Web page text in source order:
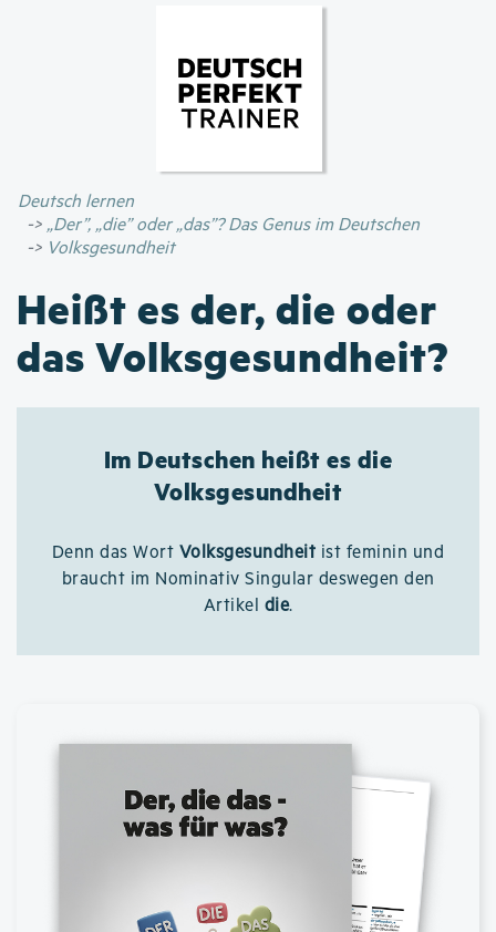
Inhalt
Deutsch lernen
„Der”, „die” oder „das”? Das Genus im Deutschen
Volksgesundheit
Heißt es der, die oder
das Volksgesundheit?
Im Deutschen heißt es die
Volksgesundheit
Denn das Wort Volksgesundheit ist feminin und
braucht im Nominativ Singular deswegen den
Artikel die.